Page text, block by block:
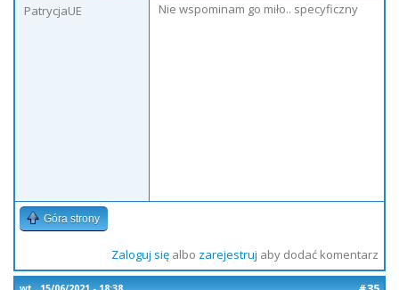
PatrycjaUE
Nie wspominam go miło.. specyficzny
Góra strony
Zaloguj sięalbo zarejestruj aby dodać komentarz